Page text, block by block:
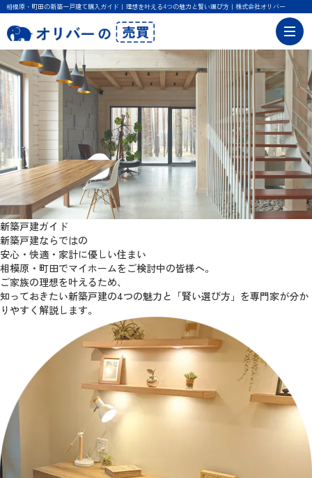
相模原・町田の新築一戸建て購入ガイド｜理想を叶える4つの魅力と賢い選び方｜株式会社オリバー
新築戸建ガイド
新築戸建ならではの
安心・快適・家計に優しい住まい
相模原・町田でマイホームをご検討中の皆様へ。
ご家族の理想を叶えるため、
知っておきたい新築戸建の4つの魅力と 「賢い選び方」を専門家が分か
りやすく解説します。